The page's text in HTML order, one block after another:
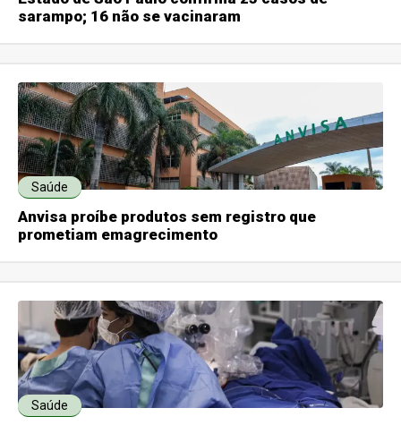
sarampo; 16 não se vacinaram
Saúde
Anvisa proíbe produtos sem registro que
prometiam emagrecimento
Saúde